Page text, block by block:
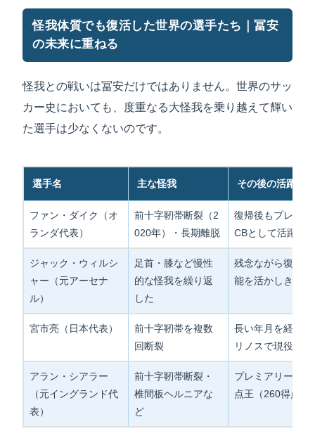
怪我体質でも復活した世界の選手たち｜冨安
の未来に重ねる
怪我との戦いは冨安だけではありません。世界のサッ
カー史においても、度重なる大怪我を乗り越えて輝い
た選手は少なくないのです。
選手名 主な怪我 その後の活躍
ファン・ダイク（オ
ランダ代表）
前十字靭帯断裂（2
020年）・長期離脱
復帰後もプレミ
CBとして活躍継
ジャック・ウィルシ
ャー（元アーセナ
ル）
足首・膝など慢性
的な怪我を繰り返
した
残念ながら復活
能を活かしきれ
宮市亮（日本代表）
前十字靭帯を複数
回断裂
長い年月を経て
リノスで現役継続
アラン・シアラー
（元イングランド代
表）
前十字靭帯断裂・
椎間板ヘルニアな
ど
プレミアリーグ
点王（260得点）